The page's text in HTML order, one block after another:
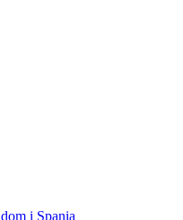
i Spania